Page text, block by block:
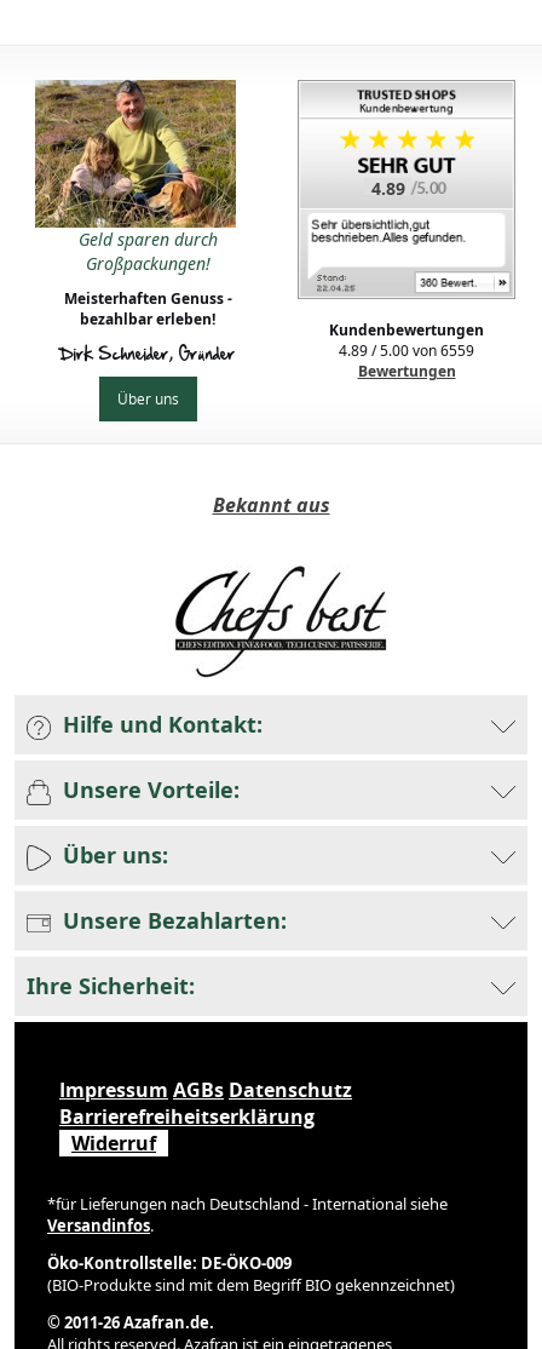
Geld sparen durch
Großpackungen!
Meisterhaften Genuss -
bezahlbar erleben!
Dirk Schneider, Gründer
Über uns
4.89
Kundenbewertungen
4.89/5.00von6559
Bewertungen
Bekannt aus
Hilfe und Kontakt:
Unsere Vorteile:
Über uns:
Unsere Bezahlarten:
Ihre Sicherheit:
Impressum AGBs Datenschutz
Barrierefreiheitserklärung
Widerruf
*für Lieferungen nach Deutschland - International siehe
Versandinfos.
Öko-Kontrollstelle: DE-ÖKO-009
(BIO-Produkte sind mit dem Begriff BIO gekennzeichnet)
© 2011-26 Azafran.de.